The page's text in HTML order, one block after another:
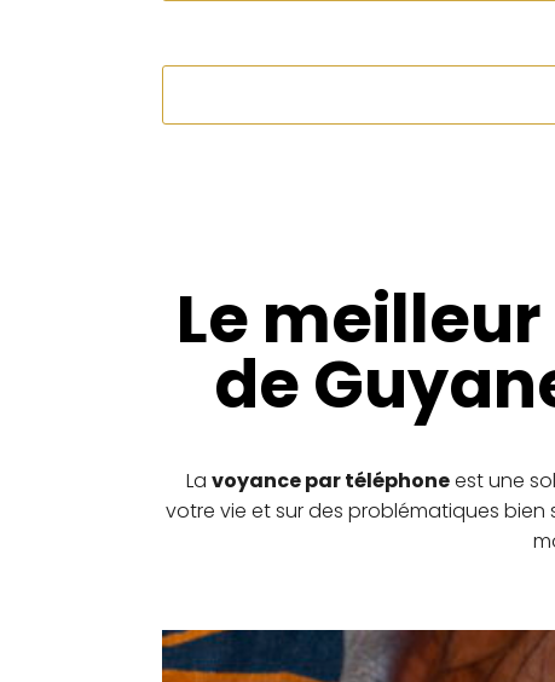
Le
de
La voyance par téléphoneest une
votre vie et sur des problématiques bien